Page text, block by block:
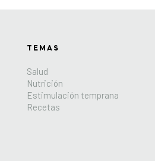
TEMAS
Salud
Nutrición
Estimulación temprana
Recetas